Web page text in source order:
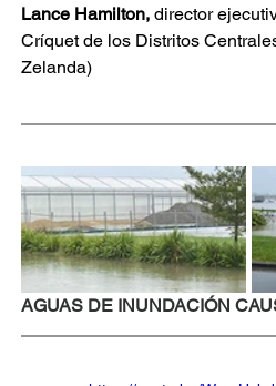
Lance Hamilton, director
Críquet de los Distritos
Zelanda)
AGUAS DE INUNDACIÓN